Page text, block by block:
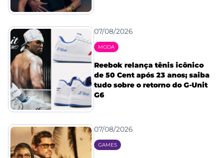
07/08/2026
MODA
Reebok relança tênis icônico
de 50 Cent após 23 anos; saiba
tudo sobre o retorno do G-Unit
G6
07/08/2026
GAMES